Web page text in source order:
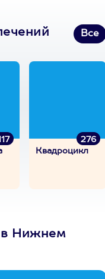
Все
276
Квадроцикл
в Нижнем